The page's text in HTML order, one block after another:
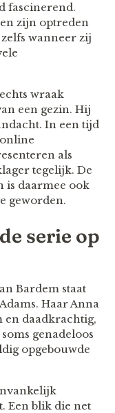
fascinerend.
zijn optreden
wanneer zij
wraak
een gezin. Hij
In een tijd
als
tegelijk. De
is daarmee ook
geworden.
serie op
Bardem staat
Haar Anna
en daadkrachtig,
genadeloos
opgebouwde
Een blik die net